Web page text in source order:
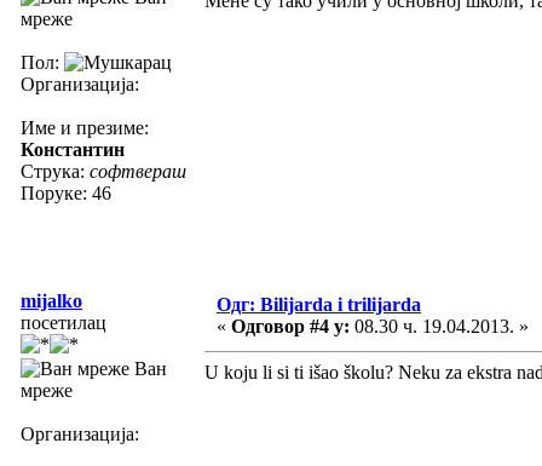
мреже
Пол:
Организација:
Име и презиме:
Константин
Струка: софтвераш
Поруке: 46
mijalko
посетилац
Ван
мреже
Организација:
Одг: Bilijarda i trilijarda
« Одговор #4 у: 08.30 ч. 19.04.2013. »
U koju li si ti išao školu? Neku za ekstra